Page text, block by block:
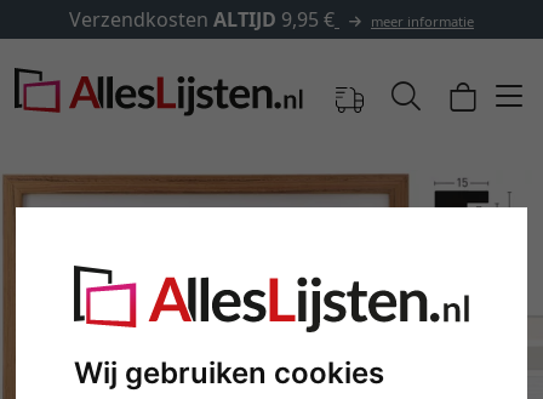
Wij gebruiken cookies
meer informatie ✓500.000 artikelen om uit te